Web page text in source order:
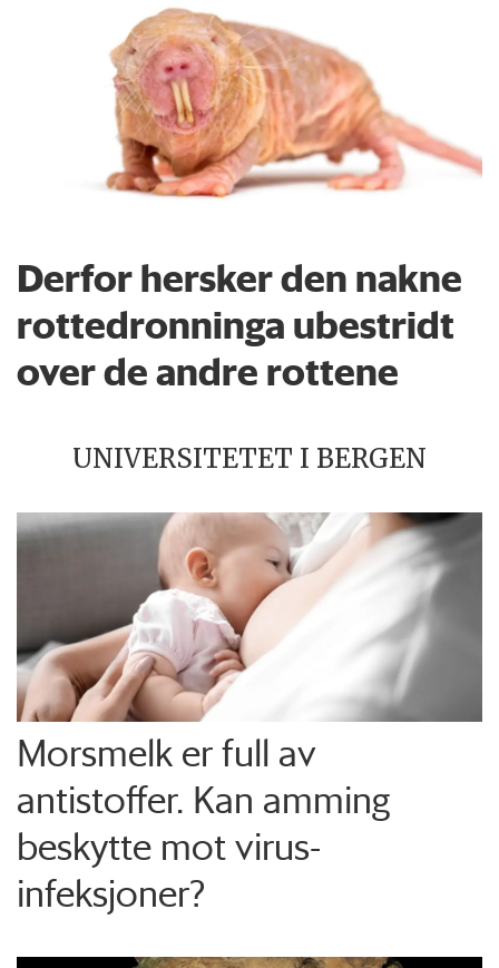
Derfor hersker den nakne
rottedronninga ubestridt
over de andre rottene
UNIVERSITETET I BERGEN
Morsmelk er full av
antistoffer. Kan amming
beskytte mot virus-
infeksjoner?